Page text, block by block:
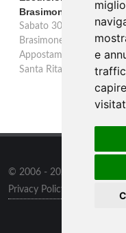
e
Brasimone: caccia
Sabato 30 agosto
Brasimone dalle 17 alle
Appostamento al
Santa Rita al
© 2006 - 2026
Privacy Policy